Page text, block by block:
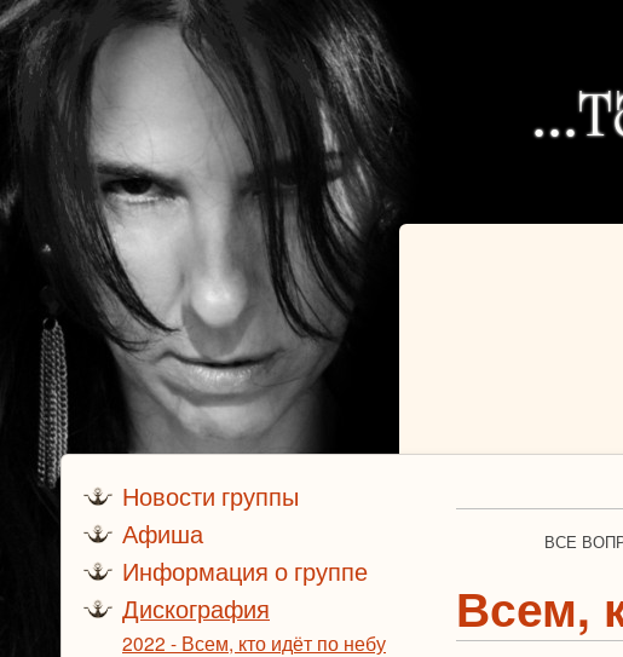
Новости группы
Афиша
Информация о группе
Дискография
2022 - Всем, кто идёт по небу
ВСЕ
Всем,